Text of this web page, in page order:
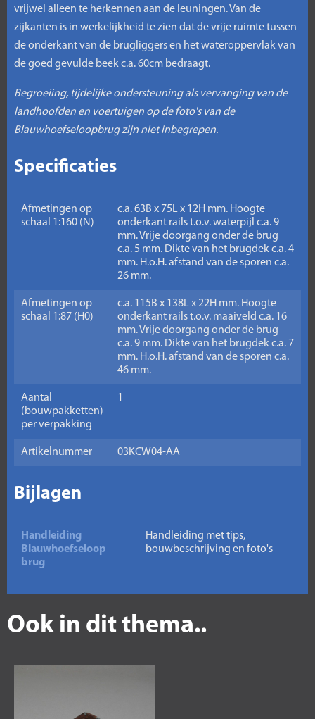
vrijwel alleen te herkennen aan de leuningen. Van de
zijkanten is in werkelijkheid te zien dat de vrije ruimte tussen
de onderkant van de brugliggers en het wateroppervlak van
de goed gevulde beek c.a. 60cm bedraagt.
Begroeiing, tijdelijke ondersteuning als vervanging van de
landhoofden en voertuigen op de foto's van de
Blauwhoefseloopbrug zijn niet inbegrepen.
Specificaties
Afmetingen op
schaal 1:160 (N)
c.a. 63B x 75L x 12H mm. Hoogte
onderkant rails t.o.v. waterpijl c.a. 9
mm. Vrije doorgang onder de brug
c.a. 5 mm. Dikte van het brugdek c.a. 4
mm. H.o.H. afstand van de sporen c.a.
26 mm.
Afmetingen op
schaal 1:87 (H0)
c.a. 115B x 138L x 22H mm. Hoogte
onderkant rails t.o.v. maaiveld c.a. 16
mm. Vrije doorgang onder de brug
c.a. 9 mm. Dikte van het brugdek c.a. 7
mm. H.o.H. afstand van de sporen c.a.
46 mm.
Aantal
(bouwpakketten)
per verpakking
1
Artikelnummer 03KCW04-AA
Bijlagen
Handleiding
Blauwhoefseloop
brug
Handleiding met tips,
bouwbeschrijving en foto's
Ook in dit thema..